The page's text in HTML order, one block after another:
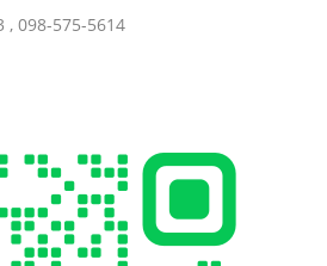
, 098-575-5614